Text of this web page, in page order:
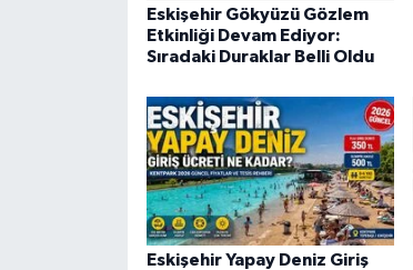
Eskişehir Gökyüzü Gözlem
Etkinliği Devam Ediyor:
Sıradaki Duraklar Belli Oldu
Eskişehir Yapay Deniz Giriş